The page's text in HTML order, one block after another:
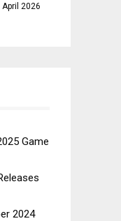
April 2026
Game
2024